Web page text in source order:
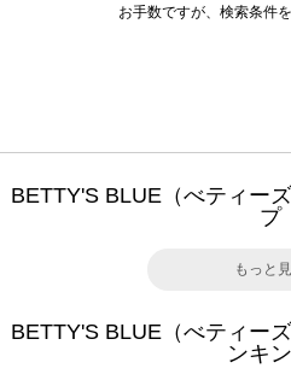
お手数ですが、検索条件
BETTY'S BLUE（べティー
プ
もっと
BETTY'S BLUE（べティー
ンキ